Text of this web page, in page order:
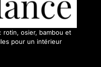
rotin, osier, bambou et
pour un intérieur